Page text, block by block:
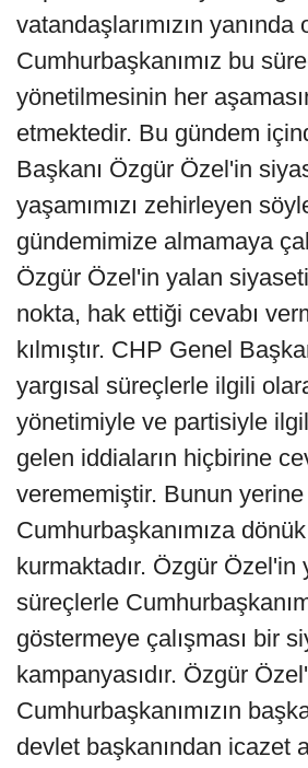
vatandaşlarımızın yanında
Cumhurbaşkanımız bu
yönetilmesinin her
etmektedir. Bu gündem
Başkanı Özgür Özel'in
yaşamımızı zehirleyen
gündemimize almamaya
Özgür Özel'in yalan
nokta, hak ettiği cevabı
kılmıştır. CHP Genel
yargısal süreçlerle ilgili
yönetimiyle ve partisiyle
gelen iddiaların hiçbirine
verememiştir. Bunun
Cumhurbaşkanımıza
kurmaktadır. Özgür Özel'in
süreçlerle
göstermeye çalışması bir
kampanyasıdır. Özgür
Cumhurbaşkanımızın
devlet başkanından icazet